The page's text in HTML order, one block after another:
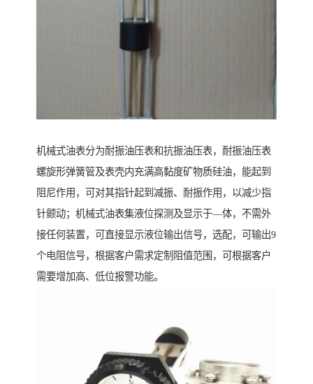
机械式油表分为耐振油压表和抗振油压表，耐振油压表
螺旋形弹簧管及表壳内充满高黏度矿物质硅油，能起到
阻尼作用，可对其指针起到减振、耐振作用，以减少指
针颤动；机械式油表集液位探测及显示于—体，不需外
接任何装置，可直接显示液位输出信号，选配，可输出9
个电阻信号，根据客户需求定制阻值范围，可根据客户
需要增加高、低位报警功能。